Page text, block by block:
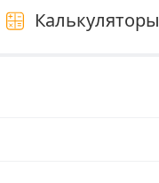
Калькуляторы